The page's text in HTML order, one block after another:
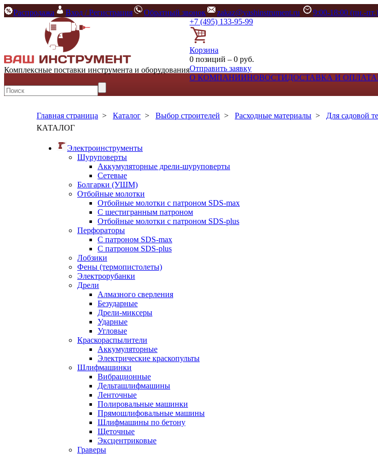
Распродажа Вход / Регистрация Обратный звонок zakaz@vashinstrument.ru 9:00-18:00 (пн.-пт.)
Комплексные поставки инструмента и оборудования
+7 (495) 133-95-99
Корзина
0 позиций – 0 руб.
Отправить заявку
О КОМПАНИИНОВОСТИДОСТАВКА И ОПЛАТА
Главная страница > Каталог > Выбор строителей > Расходные материалы > Для садовой
КАТАЛОГ
Электроинструменты
Шуруповерты
Аккумуляторные дрели-шуруповерты
Сетевые
Болгарки (УШМ)
Отбойные молотки
Отбойные молотки с патроном SDS-max
С шестигранным патроном
Отбойные молотки с патроном SDS-plus
Перфораторы
С патроном SDS-max
С патроном SDS-plus
Лобзики
Фены (термопистолеты)
Электрорубанки
Дрели
Алмазного сверления
Безударные
Дрели-миксеры
Ударные
Угловые
Краскораспылители
Аккумуляторные
Электрические краскопульты
Шлифмашинки
Вибрационные
Дельташлифмашины
Ленточные
Полировальные машинки
Прямошлифовальные машины
Шлифмашины по бетону
Щеточные
Эксцентриковые
Граверы